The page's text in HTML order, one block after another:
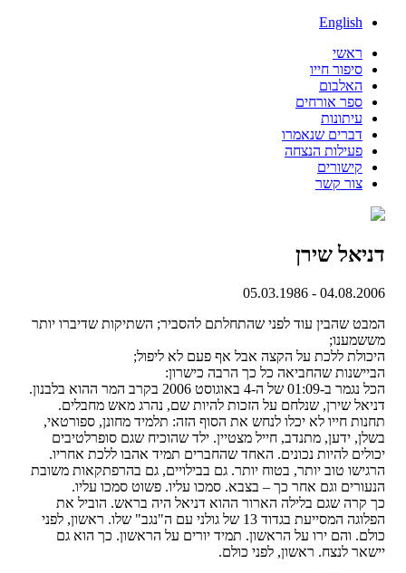
English
ראשי
סיפור חייו
האלבום
ספר אורחים
עיתונות
דברים שנאמרו
פעילות הנצחה
קישורים
צור קשר
דניאל שירן
04.08.2006 - 05.03.1986
המבט שהבין עוד לפני שהתחלתם להסביר; השתיקות שדיברו יותר
מששמענו;
היכולת ללכת על הקצה אבל אף פעם לא ליפול;
הביישנות שהחביאה כל כך הרבה כישרון:
הכל נגמר ב-01:09 של ה-4 באוגוסט 2006 בקרב המר ההוא בלבנון.
דניאל שירן, שנלחם על הזכות להיות שם, נהרג מאש מחבלים.
תחנות חייו לא יכלו לנחש את הסוף הזה: תלמיד מחונן, ספורטאי,
בשלן, ידען, מתנדב, חייל מצטיין. ילד שהוכיח שגם סופרלטיבים
יכולים להיות נכונים. האחד שהחברים תמיד אהבו ללכת אחריו.
הרגישו טוב יותר, בטוח יותר. גם בבילויים, גם בהרפתקאות משובת
הנעורים וגם אחר כך – בצבא. סמכו עליו. פשוט סמכו עליו.
כך קרה שגם בלילה הארור ההוא דניאל היה בראש. הוביל את
הפלוגה המסייעת בגדוד 13 של גולני עם ה"נגב" שלו. ראשון, לפני
כולם. והם ירו על הראשון. תמיד יורים על הראשון. כך הוא גם
יישאר לנצח. ראשון, לפני כולם.